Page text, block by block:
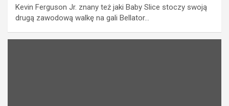
Kevin Ferguson Jr. znany też jaki Baby Slice stoczy swoją
drugą zawodową walkę na gali Bellator…